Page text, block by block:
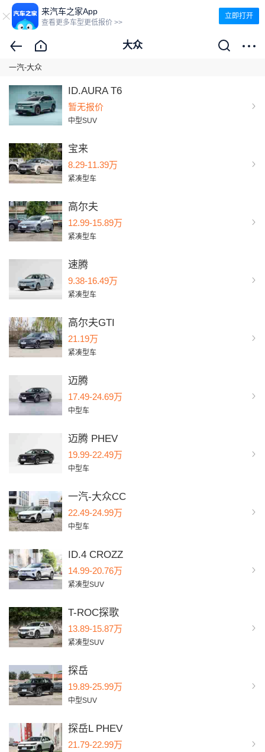
来汽车之家App
查看更多车型更低报价 >>
立即打开
大众
一汽-大众
ID.AURA T6
暂无报价
中型SUV
宝来
8.29-11.39万
紧凑型车
高尔夫
12.99-15.89万
紧凑型车
速腾
9.38-16.49万
紧凑型车
高尔夫GTI
21.19万
紧凑型车
迈腾
17.49-24.69万
中型车
迈腾 PHEV
19.99-22.49万
中型车
一汽-大众CC
22.49-24.99万
中型车
ID.4 CROZZ
14.99-20.76万
紧凑型SUV
T-ROC探歌
13.89-15.87万
紧凑型SUV
探岳
19.89-25.99万
中型SUV
探岳L PHEV
21.79-22.99万